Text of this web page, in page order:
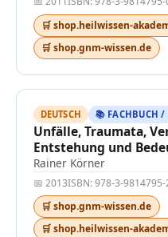
🛒 shop.heilwissen-
🛒 shop.gnm-wissen.de
DEUTSCH 📚 FACHBUCH /
Unfälle, Traumata,
Entstehung und
Rainer Körner
📅 2013ISBN: 978-3-9814795-
🛒 shop.gnm-wissen.de
🛒 shop.heilwissen-